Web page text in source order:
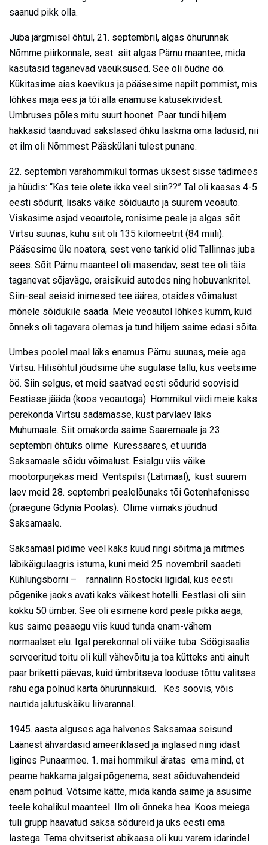
saanud pikk olla.
Juba järgmisel õhtul, 21. septembril, algas õhurünnak
Nõmme piirkonnale, sest siit algas Pärnu maantee, mida
kasutasid taganevad väeüksused. See oli õudne öö.
Kükitasime aias kaevikus ja pääsesime napilt pommist, mis
lõhkes maja ees ja tõi alla enamuse katusekividest.
Ümbruses põles mitu suurt hoonet. Paar tundi hiljem
hakkasid taanduvad sakslased õhku laskma oma ladusid, nii
et ilm oli Nõmmest Pääskülani tulest punane.
22. septembri varahommikul tormas uksest sisse tädimees
ja hüüdis: “Kas teie olete ikka veel siin??” Tal oli kaasas 4-5
eesti sõdurit, lisaks väike sõiduauto ja suurem veoauto.
Viskasime asjad veoautole, ronisime peale ja algas sõit
Virtsu suunas, kuhu siit oli 135 kilomeetrit (84 miili).
Pääsesime üle noatera, sest vene tankid olid Tallinnas juba
sees. Sõit Pärnu maanteel oli masendav, sest tee oli täis
taganevat sõjaväge, eraisikuid autodes ning hobuvankritel.
Siin-seal seisid inimesed tee ääres, otsides võimalust
mõnele sõidukile saada. Meie veoautol lõhkes kumm, kuid
õnneks oli tagavara olemas ja tund hiljem saime edasi sõita.
Umbes poolel maal läks enamus Pärnu suunas, meie aga
Virtsu. Hilisõhtul jõudsime ühe sugulase tallu, kus veetsime
öö. Siin selgus, et meid saatvad eesti sõdurid soovisid
Eestisse jääda (koos veoautoga). Hommikul viidi meie kaks
perekonda Virtsu sadamasse, kust parvlaev läks
Muhumaale. Siit omakorda saime Saaremaale ja 23.
septembri õhtuks olime Kuressaares, et uurida
Saksamaale sõidu võimalust. Esialgu viis väike
mootorpurjekas meid Ventspilsi (Lätimaal), kust suurem
laev meid 28. septembri pealelõunaks tõi Gotenhafenisse
(praegune Gdynia Poolas). Olime viimaks jõudnud
Saksamaale.
Saksamaal pidime veel kaks kuud ringi sõitma ja mitmes
läbikäigulaagris istuma, kuni meid 25. novembril saadeti
Kühlungsborni – rannalinn Rostocki ligidal, kus eesti
põgenike jaoks avati kaks väikest hotelli. Eestlasi oli siin
kokku 50 ümber. See oli esimene kord peale pikka aega,
kus saime peaaegu viis kuud tunda enam-vähem
normaalset elu. Igal perekonnal oli väike tuba. Söögisaalis
serveeritud toitu oli küll vähevõitu ja toa kütteks anti ainult
paar briketti päevas, kuid ümbritseva looduse tõttu valitses
rahu ega polnud karta õhurünnakuid. Kes soovis, võis
nautida jalutuskäiku liivarannal.
1945. aasta alguses aga halvenes Saksamaa seisund.
Läänest ähvardasid ameeriklased ja inglased ning idast
ligines Punaarmee. 1. mai hommikul äratas ema mind, et
peame hakkama jalgsi põgenema, sest sõiduvahendeid
enam polnud. Võtsime kätte, mida kanda saime ja asusime
teele kohalikul maanteel. Ilm oli õnneks hea. Koos meiega
tuli grupp haavatud saksa sõdureid ja üks eesti ema
lastega. Tema ohvitserist abikaasa oli kuu varem idarindel